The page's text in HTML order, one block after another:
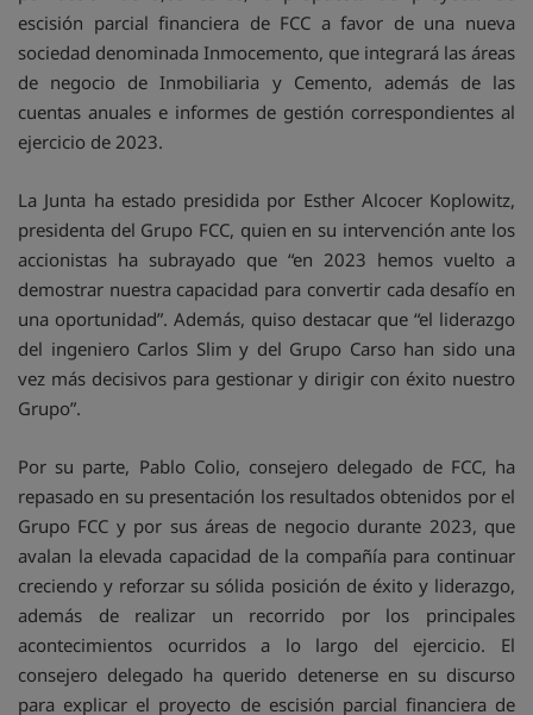
escisión parcial financiera de FCC a favor de una nueva
sociedad denominada Inmocemento, que integrará las áreas
de negocio de Inmobiliaria y Cemento, además de las
cuentas anuales e informes de gestión correspondientes al
ejercicio de 2023.
La Junta ha estado presidida por Esther Alcocer Koplowitz,
presidenta del Grupo FCC, quien en su intervención ante los
accionistas ha subrayado que “en 2023 hemos vuelto a
demostrar nuestra capacidad para convertir cada desafío en
una oportunidad”. Además, quiso destacar que “el liderazgo
del ingeniero Carlos Slim y del Grupo Carso han sido una
vez más decisivos para gestionar y dirigir con éxito nuestro
Grupo”.
Por su parte, Pablo Colio, consejero delegado de FCC, ha
repasado en su presentación los resultados obtenidos por el
Grupo FCC y por sus áreas de negocio durante 2023, que
avalan la elevada capacidad de la compañía para continuar
creciendo y reforzar su sólida posición de éxito y liderazgo,
además de realizar un recorrido por los principales
acontecimientos ocurridos a lo largo del ejercicio. El
consejero delegado ha querido detenerse en su discurso
para explicar el proyecto de escisión parcial financiera de